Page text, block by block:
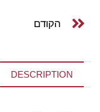
הקודם
DESCRIPTION